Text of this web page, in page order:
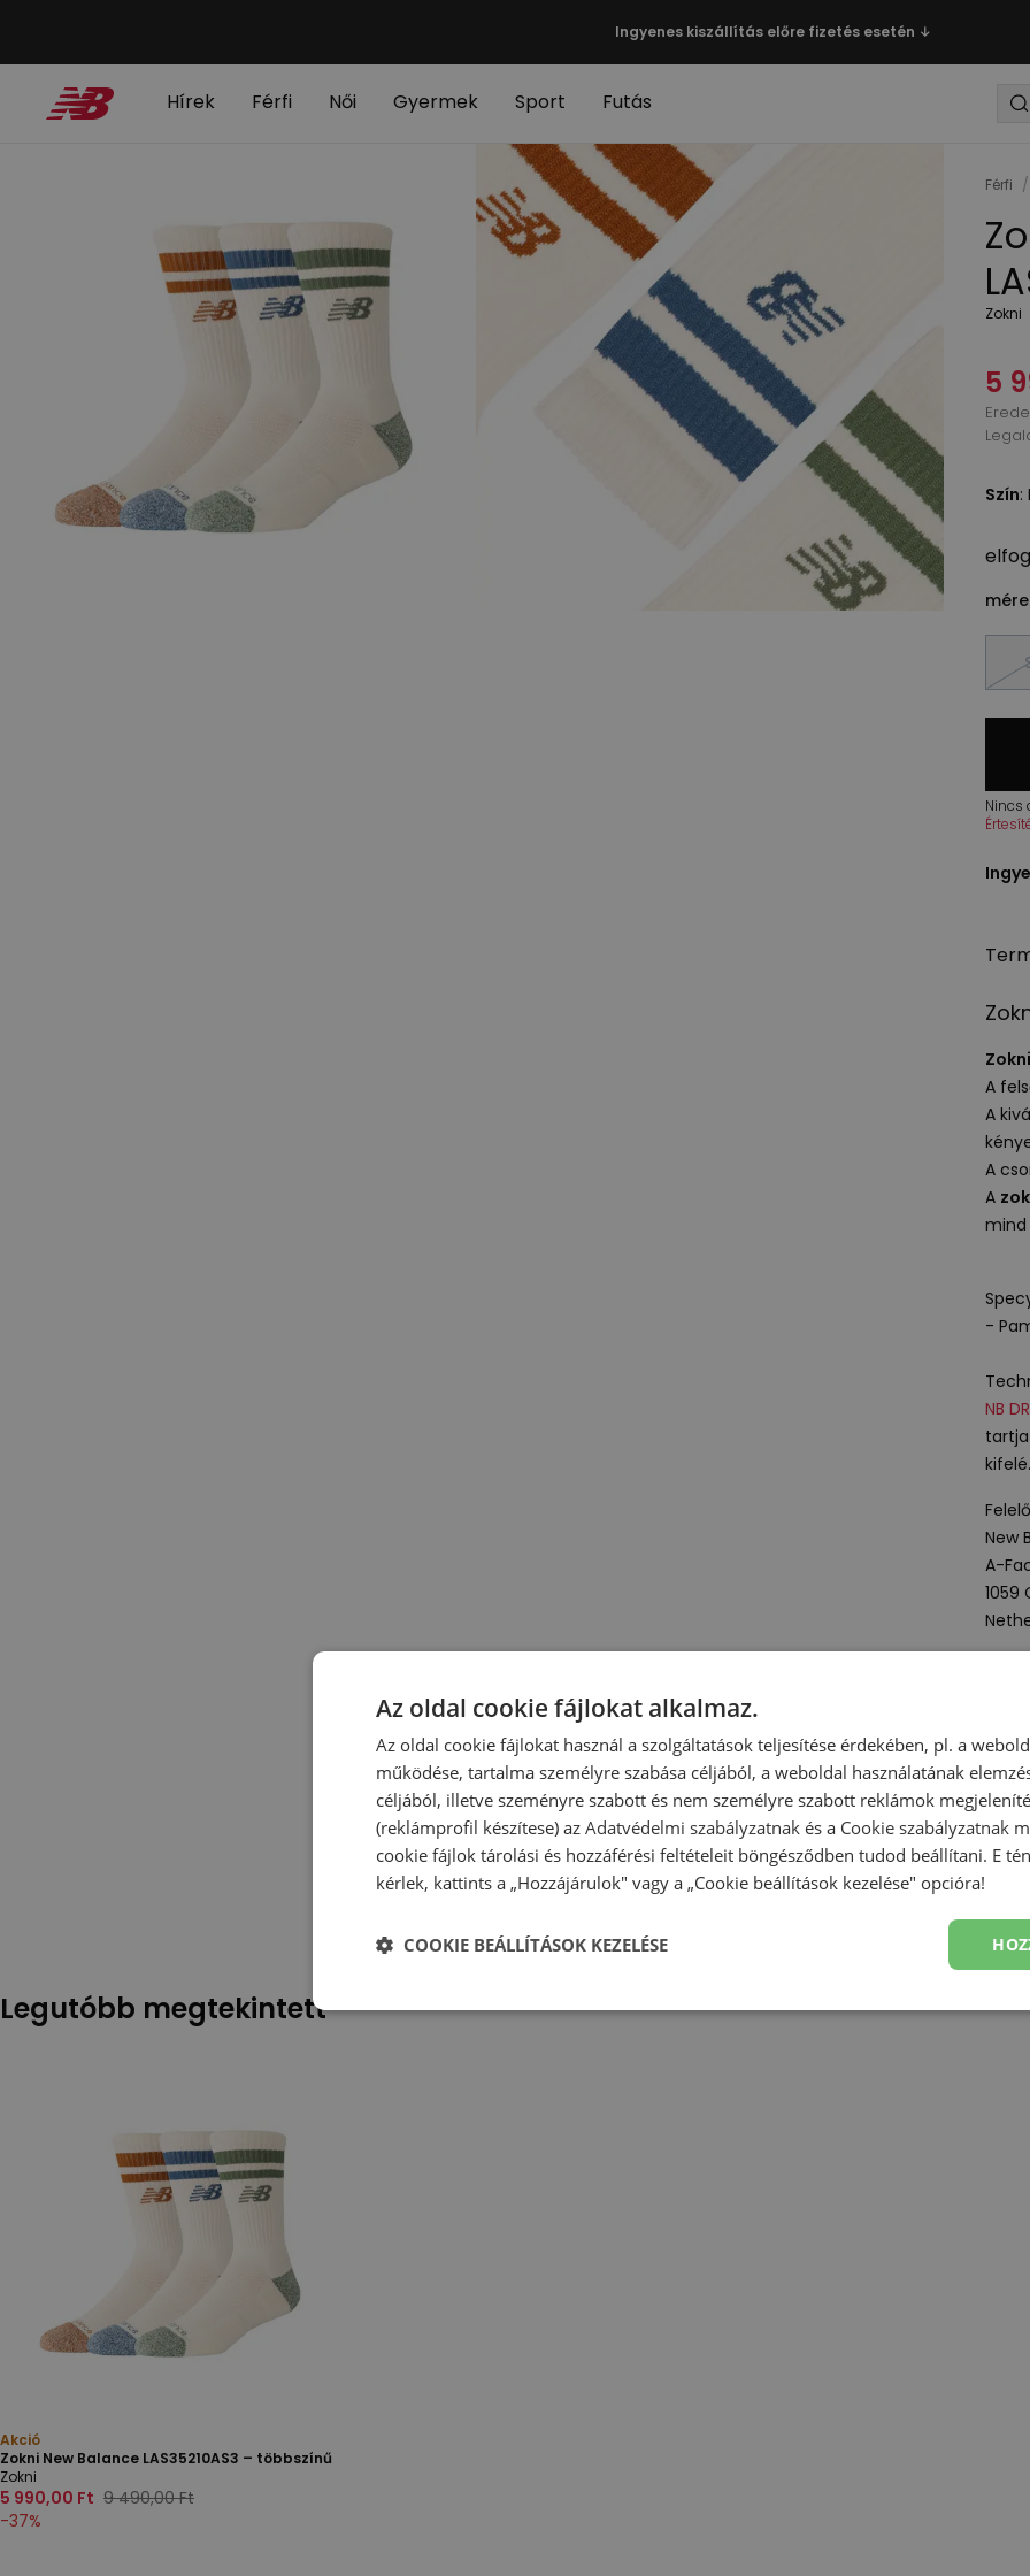
Ingyenes kiszállítás előre fizetés esetén ↓
Hírek Férfi Női Gyermek Sport Futás
Férfi /
Zokni
5
Szín:
Nincs
Zokni
A
A
A
A
mind
-
NB
kifelé.
New
A-
1059
Legutóbb megtekintett
Akció
Zokni New Balance LAS35210AS3 – többszínű
Zokni
5 990,00 Ft 9 490,00 Ft
-37%
Az oldal cookie fájlokat alkalmaz.
Az oldal cookie fájlokat használ a szolgáltatások teljesítése érdekében, pl. a
működése, tartalma személyre szabása céljából, a weboldal használatának
céljából, illetve szeményre szabott és nem személyre szabott reklámok
(reklámprofil készítese) az Adatvédelmi szabályzatnak és a Cookie szabályzatnak
cookie fájlok tárolási és hozzáférési feltételeit böngésződben tudod beállítani. E
kérlek, kattints a „Hozzájárulok" vagy a „Cookie beállítások kezelése" opcióra!
COOKIE BEÁLLÍTÁSOK KEZELÉSE